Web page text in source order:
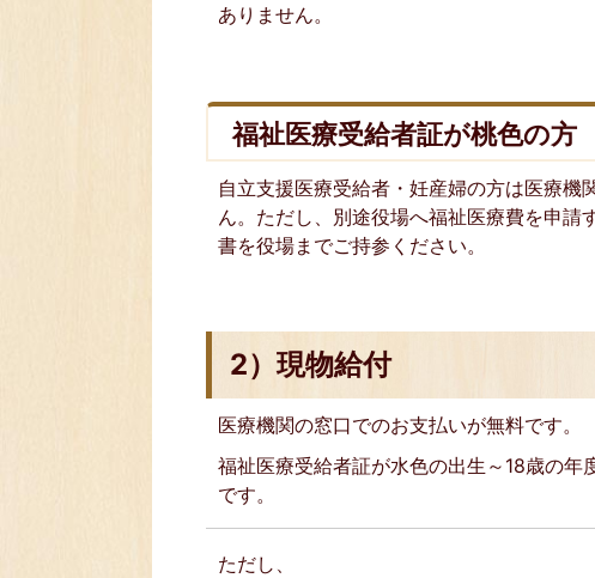
ありません。
福祉医療受給者証が桃色の方
自立支援医療受給者・妊産婦の方は医療
ん。ただし、別途役場へ福祉医療費を申請
書を役場までご持参ください。
2）現物給付
医療機関の窓口でのお支払いが無料です。
福祉医療受給者証が水色の出生～18歳の
です。
ただし、